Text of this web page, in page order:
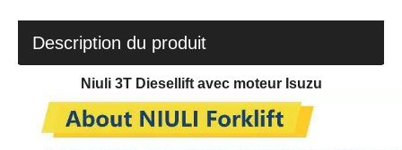
Description du produit
Niuli 3T Diesellift avec moteur Isuzu